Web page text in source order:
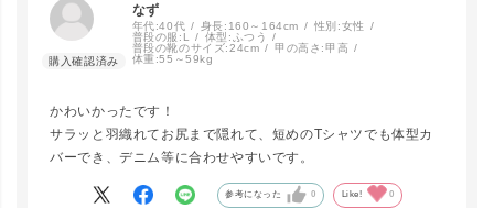
なず
年代:40代 身長: 160～164cm 性別:女性
普段の服: L 体型: ふつう
普段の靴のサイズ:24cm 甲の高さ:甲高
体重:55～59kg
かわいかったです！
サラッと羽織れてお尻まで隠れて、短めのTシャツでも体型カ
バーでき、デニム等に合わせやすいです。
参考になった 0 Like! 0